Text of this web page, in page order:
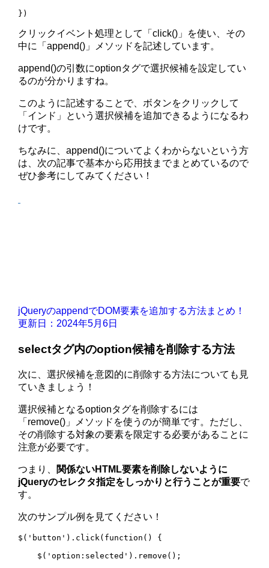
})
クリックイベント処理として「click()」を使い、その
中に「append()」メソッドを記述しています。
append()の引数にoptionタグで選択候補を設定してい
るのが分かりますね。
このように記述することで、ボタンをクリックして
「インド」という選択候補を追加できるようになるわ
けです。
ちなみに、append()についてよくわからないという方
は、次の記事で基本から応用技までまとめているので
ぜひ参考にしてみてください！
jQueryのappendでDOM要素を追加する方法まとめ！
更新日：2024年5月6日
selectタグ内のoption候補を削除する方法
次に、選択候補を意図的に削除する方法についても見
ていきましょう！
選択候補となるoptionタグを削除するには
「remove()」メソッドを使うのが簡単です。ただし、
その削除する対象の要素を限定する必要があることに
注意が必要です。
つまり、 関係ないHTML要素を削除しないように
jQueryのセレクタ指定をしっかりと行うことが重要で
す。
次のサンプル例を見てください！
$('button').click(function() {
    $('option:selected').remove();